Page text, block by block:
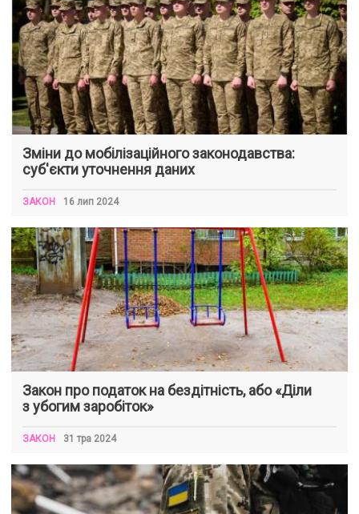
Зміни до мобілізаційного законодавства:
суб'єкти уточнення даних
ЗАКОН 16 лип 2024
Закон про податок на бездітність, або «Діли
з убогим заробіток»
ЗАКОН 31 тра 2024